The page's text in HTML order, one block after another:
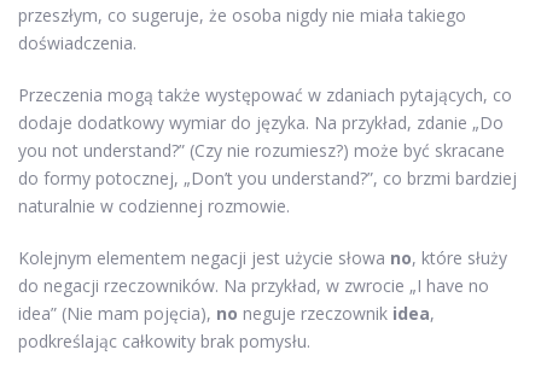
przeszłym, co sugeruje, że osoba nigdy nie miała takiego
doświadczenia.
Przeczenia mogą także występować w zdaniach pytających, co
dodaje dodatkowy wymiar do języka. Na przykład, zdanie „Do
you not understand?” (Czy nie rozumiesz?) może być skracane
do formy potocznej, „Don’t you understand?”, co brzmi bardziej
naturalnie w codziennej rozmowie.
Kolejnym elementem negacji jest użycie słowa no, które służy
do negacji rzeczowników. Na przykład, w zwrocie „I have no
idea” (Nie mam pojęcia), no neguje rzeczownik idea,
podkreślając całkowity brak pomysłu.